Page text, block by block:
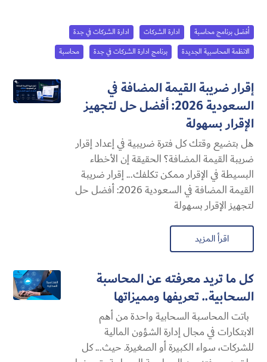
أفضل برنامج محاسبة ادارة الشركات
ادارة الشركات في جدة
الانظمة المحاسبية الجديدة
برنامج ادارة الشركات في جدة محاسبة
إقرار ضريبة القيمة المضافة في
السعودية 2026: أفضل حل لتجهيز
الإقرار بسهولة
هل بتضيع وقتك كل فترة ضريبية في إعداد إقرار
ضريبة القيمة المضافة؟ الحقيقة إن الأخطاء
البسيطة في الإقرار ممكن تكلفك... إقرار ضريبة
القيمة المضافة في السعودية 2026: أفضل حل
لتجهيز الإقرار بسهولة
اقرأ المزيد
كل ما تريد معرفته عن المحاسبة
السحابية​.. تعريفها ومميزاتها
باتت المحاسبة السحابية​ واحدة من أهم
الابتكارات في مجال إدارة الشؤون المالية
للشركات، سواء الكبيرة أو الصغيرة. حيث... كل